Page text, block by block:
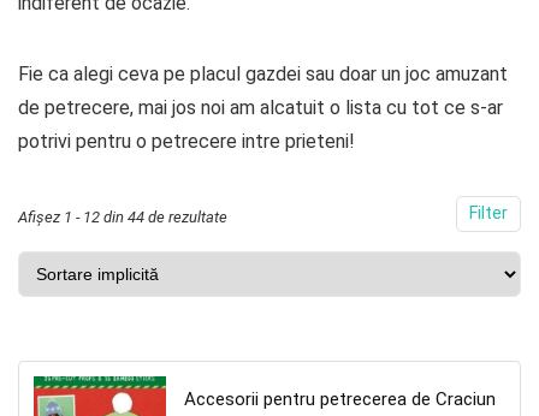
Fie ca alegi ceva pe placul gazdei sau doar un joc amuzant
de petrecere, mai jos noi am alcatuit o lista cu tot ce s-ar
potrivi pentru o petrecere intre prieteni!
Filter
Afișez 1 - 12 din 44 de rezultate
Accesorii pentru petrecerea de Craciun